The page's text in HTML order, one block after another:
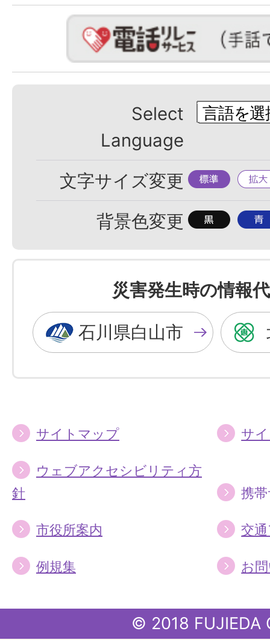
Select
Language
文字サイズ変更 標
準
拡
大
背景色変更 背
色
を
黒
色
に
背
色
を
青
色
に
災害発生時の情報
石川県白山市
サイトマップ サ
ウェブアクセシビリティ方
針
携
市役所案内 交
例規集 お
© 2018 FUJIEDA